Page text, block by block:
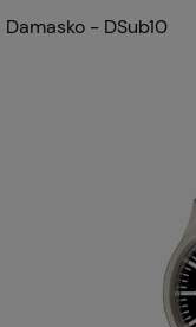
Damasko - DSub10